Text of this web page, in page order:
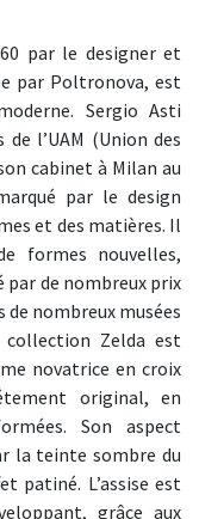
par le designer et
par Poltronova, est
Sergio Asti
l’UAM (Union des
cabinet à Milan au
par le design
et des matières. Il
formes nouvelles,
par de nombreux prix
nombreux musées
collection Zelda est
novatrice en croix
original, en
Son aspect
la teinte sombre du
patiné. L’assise est
grâce aux